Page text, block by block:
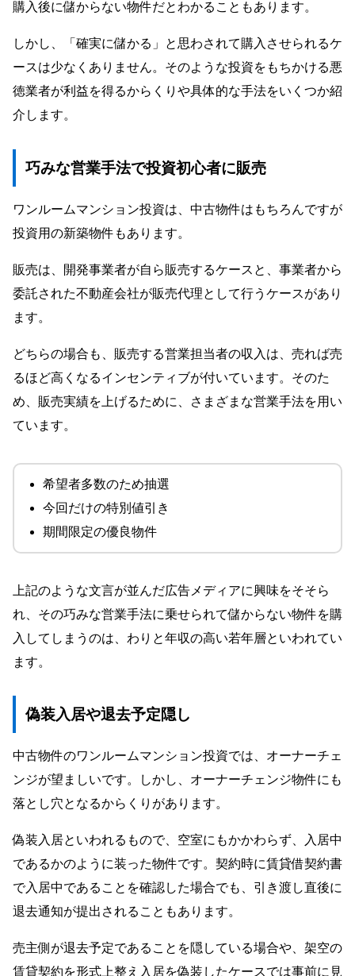
購入後に儲からない物件だとわかることもあります。
しかし、「確実に儲かる」と思わされて購入させられるケ
ースは少なくありません。そのような投資をもちかける悪
徳業者が利益を得るからくりや具体的な手法をいくつか紹
介します。
巧みな営業手法で投資初心者に販売
ワンルームマンション投資は、中古物件はもちろんですが
投資用の新築物件もあります。
販売は、開発事業者が自ら販売するケースと、事業者から
委託された不動産会社が販売代理として行うケースがあり
ます。
どちらの場合も、販売する営業担当者の収入は、売れば売
るほど高くなるインセンティブが付いています。そのた
め、販売実績を上げるために、さまざまな営業手法を用い
ています。
希望者多数のため抽選
今回だけの特別値引き
期間限定の優良物件
上記のような文言が並んだ広告メディアに興味をそそら
れ、その巧みな営業手法に乗せられて儲からない物件を購
入してしまうのは、わりと年収の高い若年層といわれてい
ます。
偽装入居や退去予定隠し
中古物件のワンルームマンション投資では、オーナーチェ
ンジが望ましいです。しかし、オーナーチェンジ物件にも
落とし穴となるからくりがあります。
偽装入居といわれるもので、空室にもかかわらず、入居中
であるかのように装った物件です。契約時に賃貸借契約書
で入居中であることを確認した場合でも、引き渡し直後に
退去通知が提出されることもあります。
売主側が退去予定であることを隠している場合や、架空の
賃貸契約を形式上整え入居を偽装したケースでは事前に見